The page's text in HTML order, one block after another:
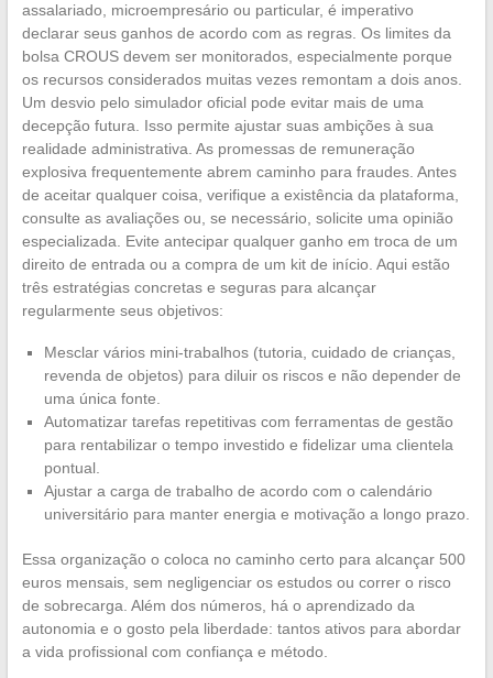
assalariado, microempresário ou particular, é imperativo
declarar seus ganhos de acordo com as regras. Os limites da
bolsa CROUS devem ser monitorados, especialmente porque
os recursos considerados muitas vezes remontam a dois anos.
Um desvio pelo simulador oficial pode evitar mais de uma
decepção futura. Isso permite ajustar suas ambições à sua
realidade administrativa. As promessas de remuneração
explosiva frequentemente abrem caminho para fraudes. Antes
de aceitar qualquer coisa, verifique a existência da plataforma,
consulte as avaliações ou, se necessário, solicite uma opinião
especializada. Evite antecipar qualquer ganho em troca de um
direito de entrada ou a compra de um kit de início. Aqui estão
três estratégias concretas e seguras para alcançar
regularmente seus objetivos:
Mesclar vários mini-trabalhos (tutoria, cuidado de crianças,
revenda de objetos) para diluir os riscos e não depender de
uma única fonte.
Automatizar tarefas repetitivas com ferramentas de gestão
para rentabilizar o tempo investido e fidelizar uma clientela
pontual.
Ajustar a carga de trabalho de acordo com o calendário
universitário para manter energia e motivação a longo prazo.
Essa organização o coloca no caminho certo para alcançar 500
euros mensais, sem negligenciar os estudos ou correr o risco
de sobrecarga. Além dos números, há o aprendizado da
autonomia e o gosto pela liberdade: tantos ativos para abordar
a vida profissional com confiança e método.